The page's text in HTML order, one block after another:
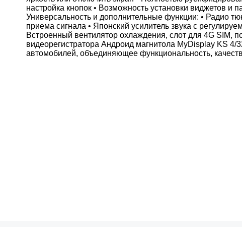
настройка кнопок • Возможность установки виджетов и
Универсальность и дополнительные функции: • Радио
приема сигнала • Японский усилитель звука с
Встроенный вентилятор охлаждения, слот для 4G SIM,
видеорегистратора Андроид магнитола MyDisplay KS
автомобилей, объединяющее функциональность,